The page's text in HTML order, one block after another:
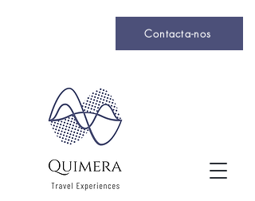
Contacta-nos